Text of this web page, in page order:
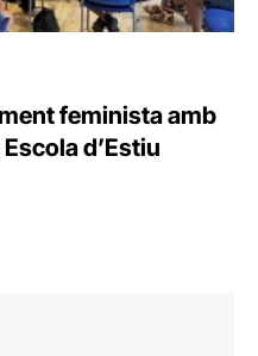
feminista amb
d’Estiu